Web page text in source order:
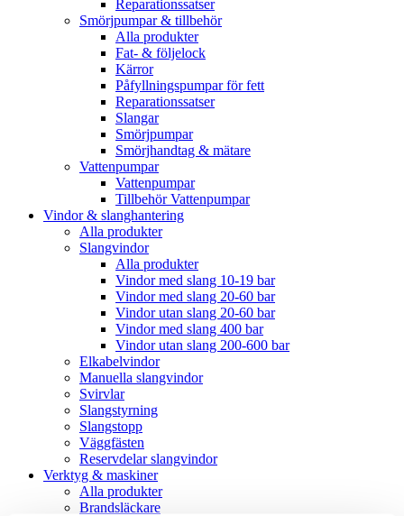
Reparationssatser
Smörjpumpar & tillbehör
Alla produkter
Fat- & följelock
Kärror
Påfyllningspumpar för fett
Reparationssatser
Slangar
Smörjpumpar
Smörjhandtag & mätare
Vattenpumpar
Vattenpumpar
Tillbehör Vattenpumpar
Vindor & slanghantering
Alla produkter
Slangvindor
Alla produkter
Vindor med slang 10-19 bar
Vindor med slang 20-60 bar
Vindor utan slang 20-60 bar
Vindor med slang 400 bar
Vindor utan slang 200-600 bar
Elkabelvindor
Manuella slangvindor
Svirvlar
Slangstyrning
Slangstopp
Väggfästen
Reservdelar slangvindor
Verktyg & maskiner
Alla produkter
Brandsläckare